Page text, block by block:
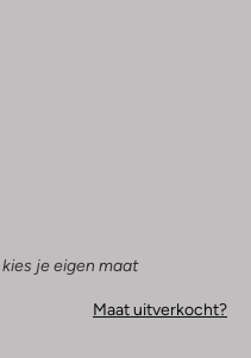
je eigen maat
Maat uitverkocht?